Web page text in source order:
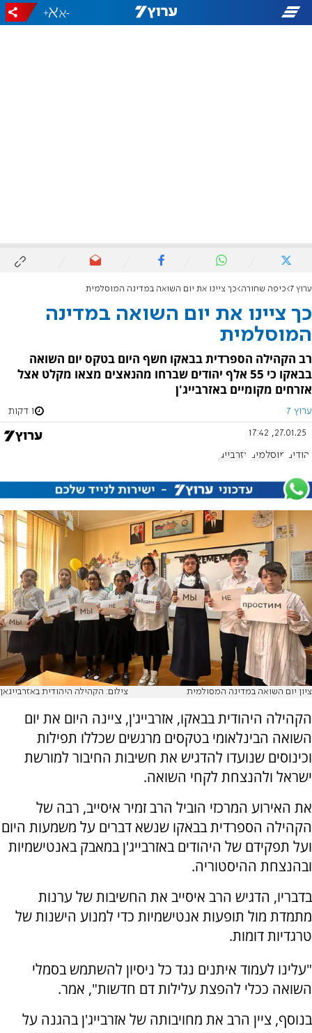
-
+
ערוץ 7 כיפה שחורה כך ציינו את יום השואה במדינה המוסלמית
כך ציינו את יום השואה במדינה
המוסלמית
רב הקהילה הספרדית בבאקו חשף היום בטקס יום השואה
בבאקו כי 55 אלף יהודים שברחו מהנאצים מצאו מקלט אצל
אזרחים מקומיים באזרבייג'ן
ערוץ 7 1 דקות
27.01.25, 17:42
יהודים מוסלמים אזרבייג'ן
ציון יום השואה במדינה המסולמית צילום: הקהילה היהודית באזרבייגאן
הקהילה היהודית בבאקו, אזרבייג'ן, ציינה היום את יום
השואה הבינלאומי בטקסים מרגשים שכללו תפילות
וכינוסים שנועדו להדגיש את חשיבות החיבור למורשת
ישראל ולהנצחת לקחי השואה.
את האירוע המרכזי הוביל הרב זמיר איסייב, רבה של
הקהילה הספרדית בבאקו שנשא דברים על משמעות היום
ועל תפקידם של היהודים באזרבייג'ן במאבק באנטישמיות
ובהנצחת ההיסטוריה.
בדבריו, הדגיש הרב איסייב את החשיבות של ערנות
מתמדת מול תופעות אנטישמיות כדי למנוע הישנות של
טרגדיות דומות.
"עלינו לעמוד איתנים נגד כל ניסיון להשתמש בסמלי
השואה ככלי להפצת עלילות דם חדשות", אמר.
בנוסף, ציין הרב את מחויבותה של אזרבייג'ן בהגנה על